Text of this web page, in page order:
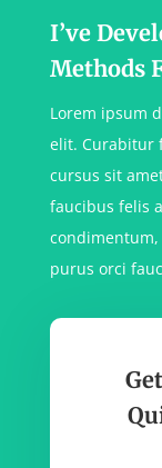
I’ve
Methods
Lorem ipsum
elit. Curabitur
cursus sit
faucibus felis
purus orci